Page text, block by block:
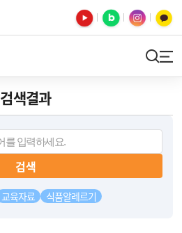
검색결과
검색
교육자료 식품알레르기